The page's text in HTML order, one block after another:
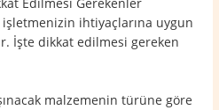
Edilmesi Gerekenler
işletmenizin ihtiyaçlarına uygun
İşte dikkat edilmesi gereken
malzemenin türüne göre